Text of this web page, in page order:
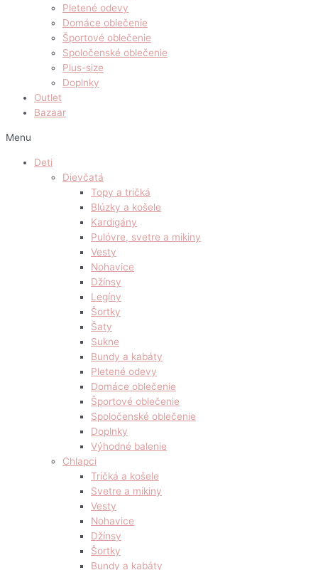
Pletené odevy
Domáce oblečenie
Športové oblečenie
Spoločenské oblečenie
Plus-size
Doplnky
Outlet
Bazaar
Menu
Deti
Dievčatá
Topy a tričká
Blúzky a košele
Kardigány
Pulóvre, svetre a mikiny
Vesty
Nohavice
Džínsy
Legíny
Šortky
Šaty
Sukne
Bundy a kabáty
Pletené odevy
Domáce oblečenie
Športové oblečenie
Spoločenské oblečenie
Doplnky
Výhodné balenie
Chlapci
Tričká a košele
Svetre a mikiny
Vesty
Nohavice
Džínsy
Šortky
Bundy a kabáty